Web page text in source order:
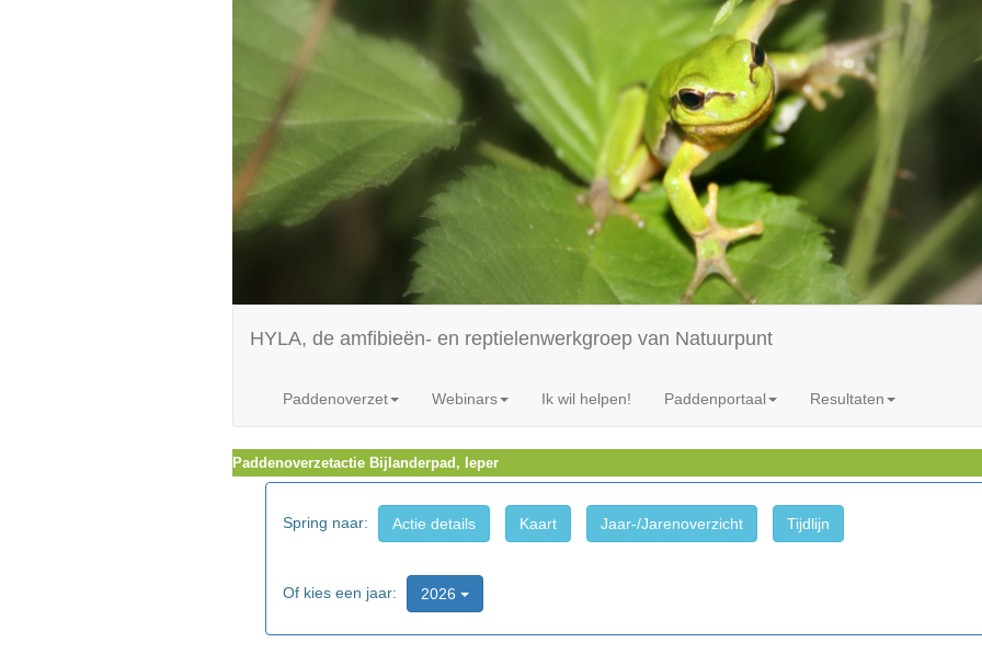
HYLA, de amfibieën- en reptielenwerkgroep van Natuurpunt
Paddenoverzet Webinars Ik wil helpen! Paddenportaal Resultaten
Paddenoverzetactie Bijlanderpad, Ieper
Spring naar: Actie details Kaart Jaar-/Jarenoverzicht Tijdlijn
Of kies een jaar: 2026